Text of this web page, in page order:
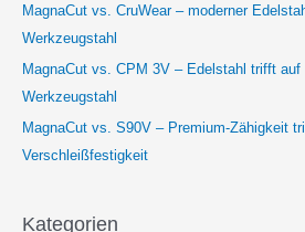
MagnaCut vs. CruWear – moderner
Werkzeugstahl
MagnaCut vs. CPM 3V – Edelstahl trifft auf
Werkzeugstahl
MagnaCut vs. S90V – Premium-Zähigkeit
Verschleißfestigkeit
Kategorien